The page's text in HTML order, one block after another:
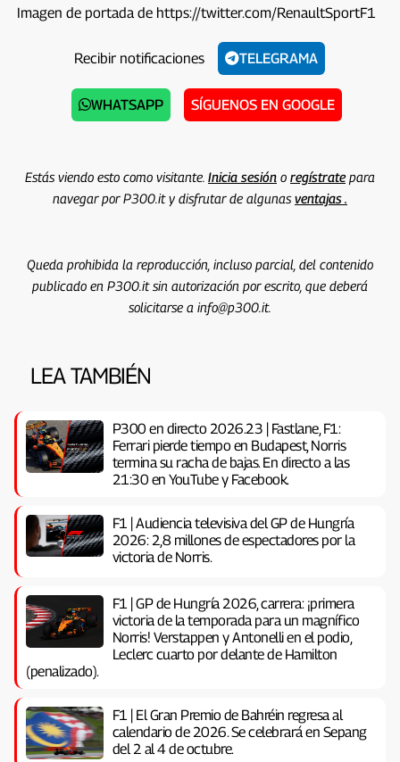
Imagen de portada de https://twitter.com/RenaultSportF1
Recibir notificaciones TELEGRAMA
WHATSAPP SÍGUENOS EN GOOGLE
Estás viendo esto como visitante. Inicia sesióno regístratepara
navegar por P300.it y disfrutar de algunasventajas .
Queda prohibida la reproducción, incluso parcial, del contenido
publicado en P300.it sin autorización por escrito, que deberá
solicitarse a info@p300.it.
LEA TAMBIÉN
P300 en directo 2026.23 | Fastlane, F1:
Ferrari pierde tiempo en Budapest, Norris
termina su racha de bajas. En directo a las
21:30 en YouTube y Facebook.
F1 | Audiencia televisiva del GP de Hungría
2026: 2,8 millones de espectadores por la
victoria de Norris.
F1 | GP de Hungría 2026, carrera: ¡primera
victoria de la temporada para un magnífico
Norris! Verstappen y Antonelli en el podio,
Leclerc cuarto por delante de Hamilton
(penalizado).
F1 | El Gran Premio de Bahréin regresa al
calendario de 2026. Se celebrará en Sepang
del 2 al 4 de octubre.